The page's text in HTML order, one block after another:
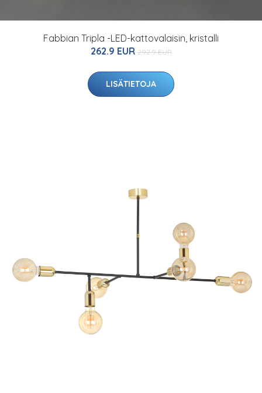
Fabbian Tripla -LED-kattovalaisin, kristalli
262.9 EUR 292.9 EUR
LISÄTIETOJA